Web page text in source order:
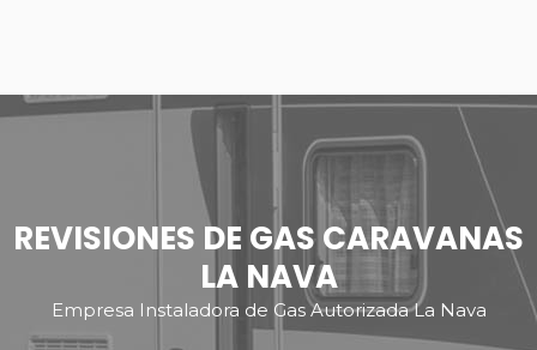
REVISIONES DE GAS CARAVANAS
LA NAVA
Empresa Instaladora de Gas Autorizada La Nava